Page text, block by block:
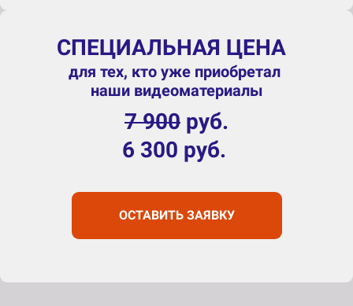
СПЕЦИАЛЬНАЯ ЦЕНА
для тех, кто уже приобретал
наши видеоматериалы
7 900 руб.
6 300 руб.
ОСТАВИТЬ ЗАЯВКУ